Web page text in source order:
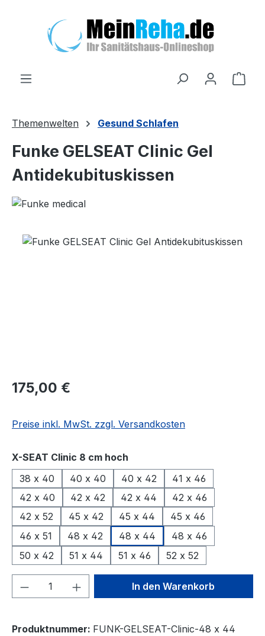
Themenwelten Gesund Schlafen
Funke GELSEAT Clinic Gel
Antidekubituskissen
Bildergalerie überspringen
175,00 €
Preise inkl. MwSt. zzgl. Versandkosten
X-SEAT Clinic 8 cm hoch
38 x 40
40 x 40 40 x 42
41 x 46
42 x 40
42 x 42 42 x 44
42 x 46
42 x 52
45 x 42 45 x 44
45 x 46
46 x 51
48 x 42 48 x 44
48 x 46
50 x 42
51 x 44 51 x 46 52 x 52
Produkt Anzahl: Gib denIn den Warenkorb
Produktnummer: FUNK-GELSEAT-Clinic-48 x 44